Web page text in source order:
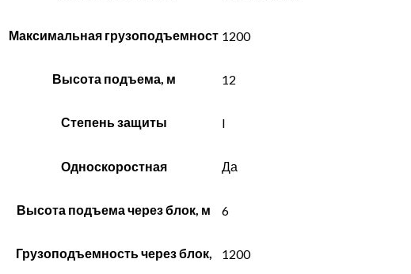
Максимальная грузоподъемност 1200
Высота подъема, м 12
Степень защиты I
Односкоростная Да
Высота подъема через блок, м 6
Грузоподъемность через блок, 1200